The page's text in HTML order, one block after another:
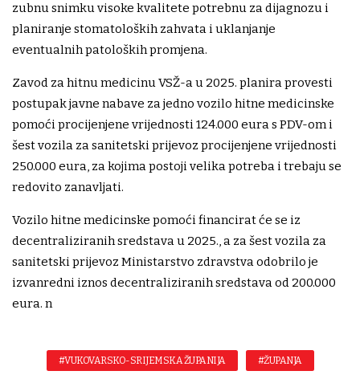
zubnu snimku visoke kvalitete potrebnu za dijagnozu i
planiranje stomatoloških zahvata i uklanjanje
eventualnih patoloških promjena.
Zavod za hitnu medicinu VSŽ-a u 2025. planira provesti
postupak javne nabave za jedno vozilo hitne medicinske
pomoći procijenjene vrijednosti 124.000 eura s PDV-om i
šest vozila za sanitetski prijevoz procijenjene vrijednosti
250.000 eura, za kojima postoji velika potreba i trebaju se
redovito zanavljati.
Vozilo hitne medicinske pomoći financirat će se iz
decentraliziranih sredstava u 2025., a za šest vozila za
sanitetski prijevoz Ministarstvo zdravstva odobrilo je
izvanredni iznos decentraliziranih sredstava od 200.000
eura. n
#VUKOVARSKO-SRIJEMSKA ŽUPANIJA #ŽUPANJA